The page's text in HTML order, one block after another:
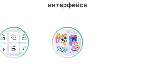
интерфейса